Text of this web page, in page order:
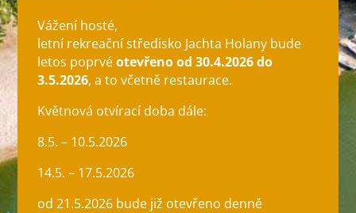
Vážení hosté,
letní rekreační středisko Jachta Holany bude
letos poprvéotevřenood 30.4.2026 do
3.5.2026, a to včetně restaurace.
Květnová otvírací doba dále:
8.5. – 10.5.2026
14.5. – 17.5.2026
od 21.5.2026 bude již otevřeno denně